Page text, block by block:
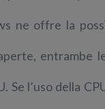
ne offre la
entrambe
l’uso della